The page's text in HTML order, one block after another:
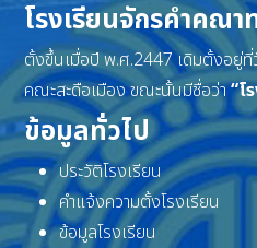
โรงเรียนจักรคำคณ
ตั้งขึ้นเมื่อปี พ.ศ.2447 เดิมตั้งอยู่
คณะสะดือเมือง ขณะนั้นมีชื่อว่า“โ
ข้อมูลทั่วไป
ประวัติโรงเรียน
คำแจ้งความตั้งโรงเรียน
ข้อมูลโรงเรียน